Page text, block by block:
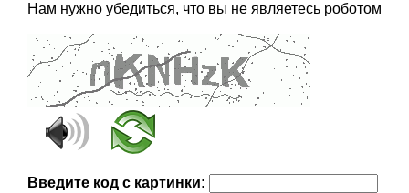
Нам нужно убедиться, что вы не являетесь роботом
Введите код с картинки: